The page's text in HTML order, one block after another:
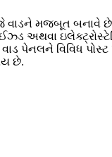
મજબૂત બનાવે છે.
અથવા
વિવિધ પોસ્ટ
છે.